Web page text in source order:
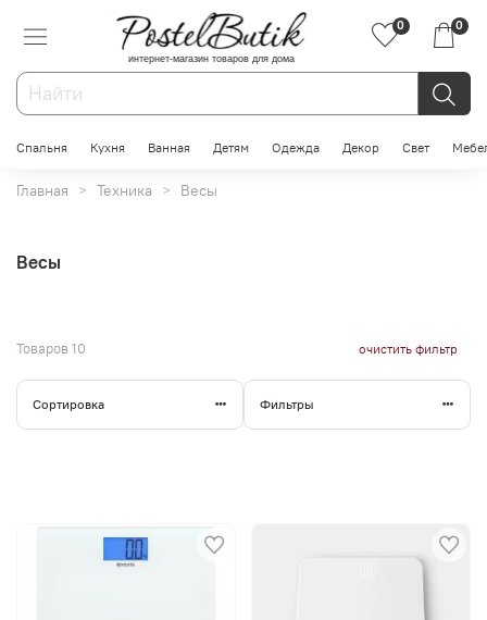
интернет-магазин товаров для дома
0 0
Спальня Кухня Ванная Детям Одежда Декор Свет
Главная Техника Весы
Весы
Товаров 10 очистить фильтр
Сортировка Фильтры